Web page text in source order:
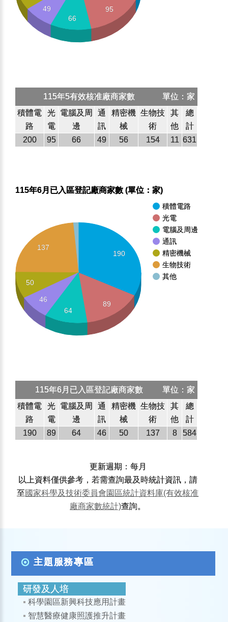
95
49
66
115年5有效核准廠商家數
單位：家
積體電
路
光
電
電腦及周
邊
通
訊
精密機
械
生物技
術
其
他
總
計
200
95 66 49 56 154 11 631
115年6月已入區登記廠商家數 (單位：家)
積體電路
光電
電腦及周邊
通訊
精密機械
生物技術
其他
190
89
137
50
46
64
115年6月已入區登記廠商家數
單位：家
積體電
路
光
電
電腦及周
邊
通
訊
精密機
械
生物技
術
其
他
總
計
190
89 64 46 50 137 8 584
更新週期：每月
以上資料僅供參考，若需查詢最及時統計資訊，請
至國家科學及技術委員會園區統計資料庫(有效核准
廠商家數統計)查詢。
主題服務專區
科學園區新興科技應用計畫
智慧醫療健康照護推升計畫